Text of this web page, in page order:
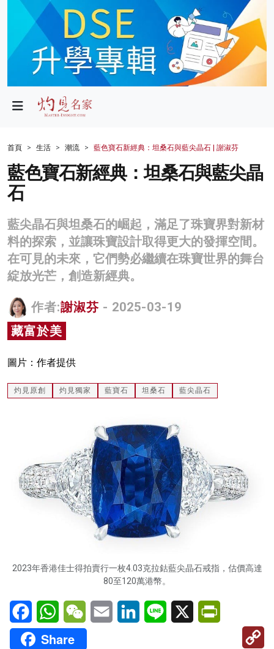
政局
財經
生活
健康
商業
科技
影片
灼見活動
關於我們
首頁 生活 潮流 藍色寶石新經典：坦桑石與藍尖晶石 | 謝淑芬
藍色寶石新經典：坦桑石與藍尖晶
石
藍尖晶石與坦桑石的崛起，滿足了珠寶界對新材
料的探索，並讓珠寶設計取得更大的發揮空間。
在可見的未來，它們勢必繼續在珠寶世界的舞台
綻放光芒，創造新經典。
作者:謝淑芬 - 2025-03-19
藏富於美
圖片：作者提供
灼見原創 灼見獨家 藍寶石 坦桑石 藍尖晶石
2023年香港佳士得拍賣行一枚4.03克拉鈷藍尖晶石戒指，估價高達
80至120萬港幣。
FacebookWhatsAppWeChatEmail LinkedInLine X
Share